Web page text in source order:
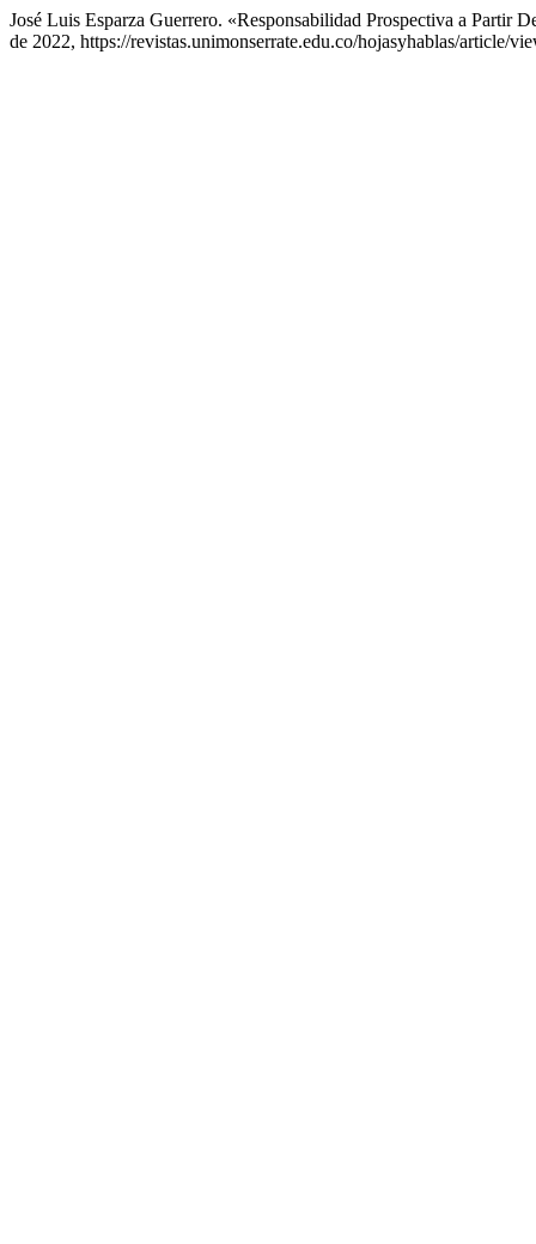
José Luis Esparza Guerrero. «Responsabilidad Prospectiva a Partir
de 2022, https://revistas.unimonserrate.edu.co/hojasyhablas/article/